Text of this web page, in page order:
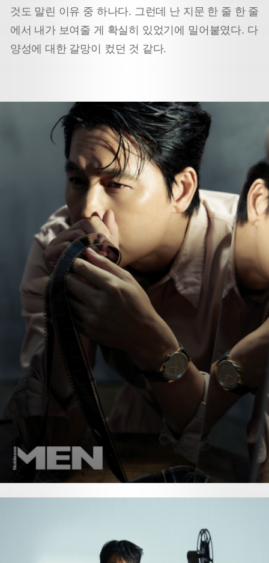
것도 말린 이유 중 하나다. 그런데 난 지문 한 줄 한 줄
에서 내가 보여줄 게 확실히 있었기에 밀어붙였다. 다
양성에 대한 갈망이 컸던 것 같다.